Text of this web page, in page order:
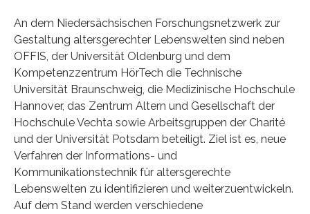
An dem Niedersächsischen Forschungsnetzwerk zur
Gestaltung altersgerechter Lebenswelten sind neben
OFFIS, der Universität Oldenburg und dem
Kompetenzzentrum HörTech die Technische
Universität Braunschweig, die Medizinische Hochschule
Hannover, das Zentrum Altern und Gesellschaft der
Hochschule Vechta sowie Arbeitsgruppen der Charité
und der Universität Potsdam beteiligt. Ziel ist es, neue
Verfahren der Informations- und
Kommunikationstechnik für altersgerechte
Lebenswelten zu identifizieren und weiterzuentwickeln.
Auf dem Stand werden verschiedene